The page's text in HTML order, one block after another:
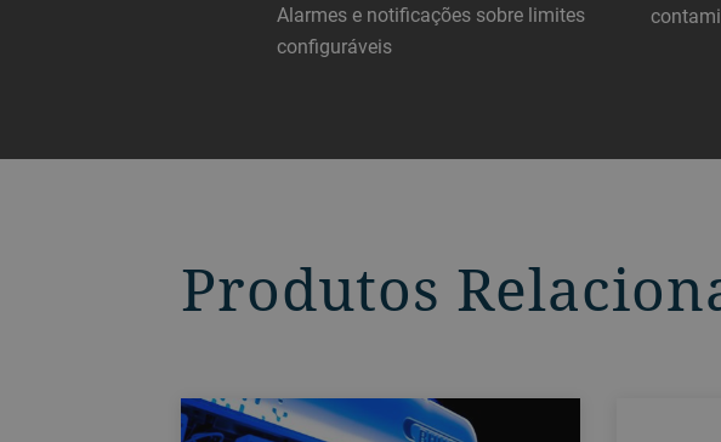
Alarmes e notificações sobre limites
configuráveis
Produtos